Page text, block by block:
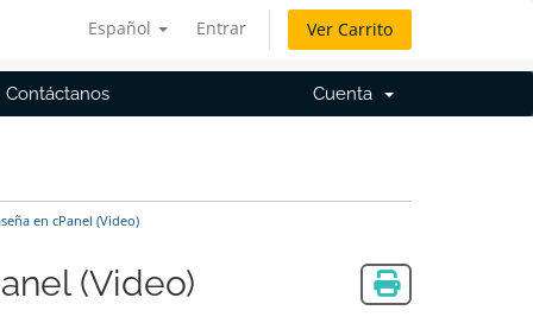
Español Entrar Ver Carrito
Contáctanos Cuenta
en cPanel (Video)
(Video)